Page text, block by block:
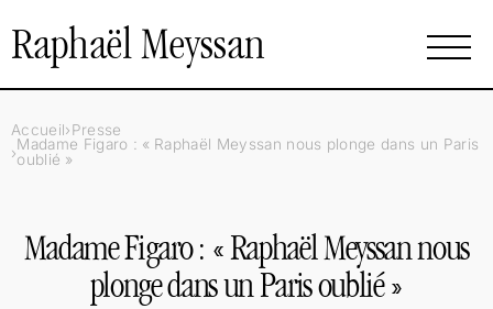
Raphaël Meyssan
Accueil Presse
Madame Figaro : « Raphaël Meyssan nous plonge dans un Paris
oublié »
Madame Figaro : «Raphaël Meyssan nous
plonge dans un Paris oublié »